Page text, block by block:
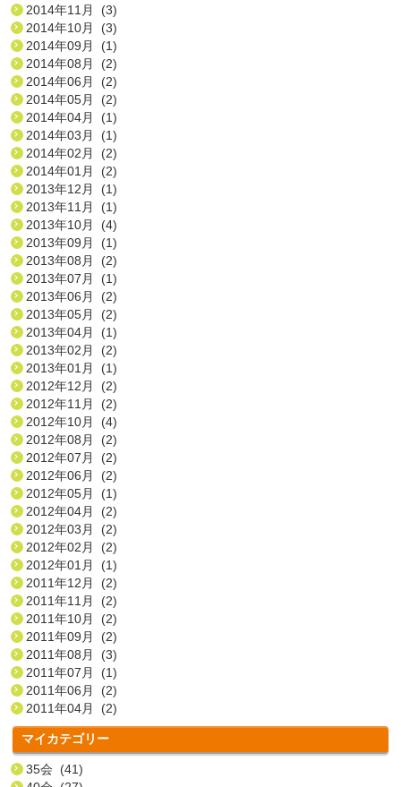
2014年11月 (3)
2014年10月 (3)
2014年09月 (1)
2014年08月 (2)
2014年06月 (2)
2014年05月 (2)
2014年04月 (1)
2014年03月 (1)
2014年02月 (2)
2014年01月 (2)
2013年12月 (1)
2013年11月 (1)
2013年10月 (4)
2013年09月 (1)
2013年08月 (2)
2013年07月 (1)
2013年06月 (2)
2013年05月 (2)
2013年04月 (1)
2013年02月 (2)
2013年01月 (1)
2012年12月 (2)
2012年11月 (2)
2012年10月 (4)
2012年08月 (2)
2012年07月 (2)
2012年06月 (2)
2012年05月 (1)
2012年04月 (2)
2012年03月 (2)
2012年02月 (2)
2012年01月 (1)
2011年12月 (2)
2011年11月 (2)
2011年10月 (2)
2011年09月 (2)
2011年08月 (3)
2011年07月 (1)
2011年06月 (2)
2011年04月 (2)
マイカテゴリー
35会 (41)